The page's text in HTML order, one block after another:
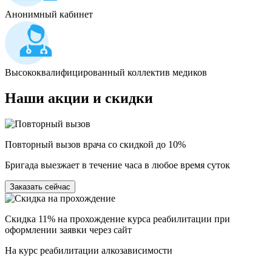
Анонимный кабинет
Высококвалифицированный коллектив медиков
Наши акции и скидки
Повторный вызов врача со скидкой до 10%
Бригада выезжает в течение часа в любое время суток
Заказать сейчас
Скидка 11% на прохождение курса реабилитации при
оформлении заявки через сайт
На курс реабилитации алкозависимости